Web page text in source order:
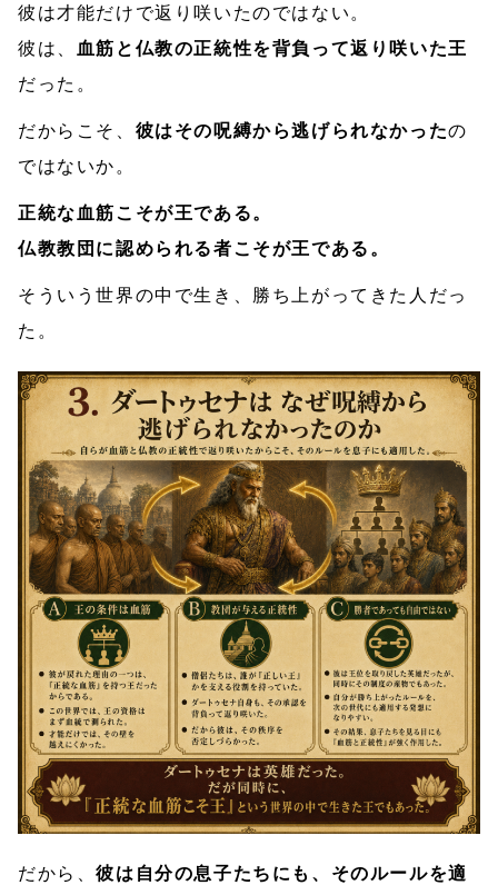
彼は才能だけで返り咲いたのではない。
彼は、
血筋と仏教の正統性を背負って返り咲いた王
だった。
だからこそ、 彼はその呪縛から逃げられなかったの
ではないか。
正統な血筋こそが王である。
仏教教団に認められる者こそが王である。
そういう世界の中で生き、勝ち上がってきた人だっ
た。
だから、彼は自分の息子たちにも、そのルールを適